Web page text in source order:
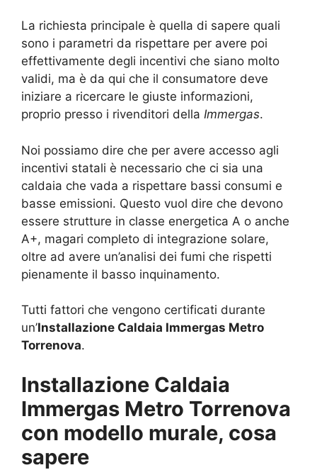
La richiesta principale è quella di sapere quali
sono i parametri da rispettare per avere poi
effettivamente degli incentivi che siano molto
validi, ma è da qui che il consumatore deve
iniziare a ricercare le giuste informazioni,
proprio presso i rivenditori della Immergas.
Noi possiamo dire che per avere accesso agli
incentivi statali è necessario che ci sia una
caldaia che vada a rispettare bassi consumi e
basse emissioni. Questo vuol dire che devono
essere strutture in classe energetica A o anche
A+, magari completo di integrazione solare,
oltre ad avere un’analisi dei fumi che rispetti
pienamente il basso inquinamento.
Tutti fattori che vengono certificati durante
un’Installazione Caldaia Immergas Metro
Torrenova.
Installazione Caldaia
Immergas Metro Torrenova
con modello murale, cosa
sapere